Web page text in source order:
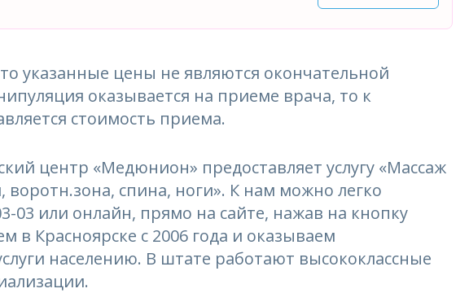
указанные цены не являются окончательной
оказывается на приеме врача, то к
стоимость приема.
центр «Медюнион» предоставляет услугу «Массаж
спина, ноги». К нам можно легко
03 или онлайн, прямо на сайте, нажав на кнопку
в Красноярске с 2006 года и оказываем
населению. В штате работают высококлассные